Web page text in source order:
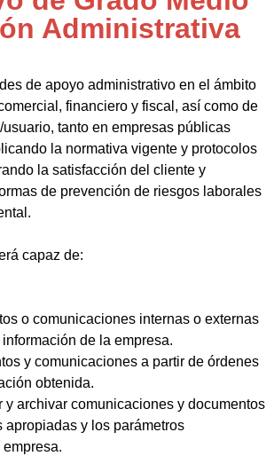
Administrativa
de apoyo administrativo en el ámbito
financiero y fiscal, así como de
tanto en empresas públicas
la normativa vigente y protocolos
la satisfacción del cliente y
de prevención de riesgos laborales
capaz de:
o comunicaciones internas o externas
de la empresa.
y comunicaciones a partir de órdenes
obtenida.
y archivar comunicaciones y documentos
apropiadas y los parámetros